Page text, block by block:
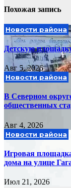
Похожая запись
Новости района
Детскую
Авг 5, 2026
Новости района
В Северном
общественных
Авг 4, 2026
Новости района
Игровая
дома на улице
Июл 21, 2026